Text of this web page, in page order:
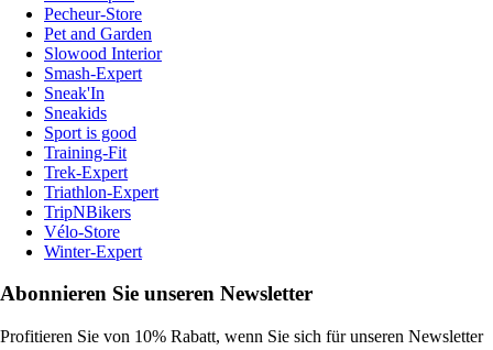
Pecheur-Store
Pet and Garden
Slowood Interior
Smash-Expert
Sneak'In
Sneakids
Sport is good
Training-Fit
Trek-Expert
Triathlon-Expert
TripNBikers
Vélo-Store
Winter-Expert
Abonnieren Sie unseren Newsletter
Profitieren Sie von 10% Rabatt, wenn Sie sich für unseren Newsletter